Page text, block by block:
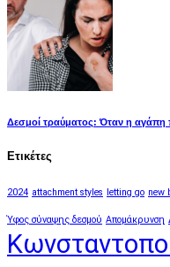
Δεσμοί τραύματος: Όταν η αγάπη
Ετικέτες
2024 attachment styles letting go new
Ύφος σύναψης δεσμού Απομάκρυνση